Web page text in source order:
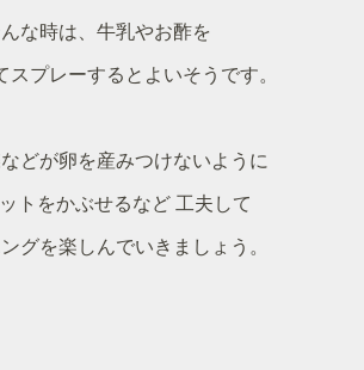
な時は、牛乳やお酢を
スプレーするとよいそうです。
どが卵を産みつけないように
トをかぶせるなど 工夫して
グを楽しんでいきましょう。